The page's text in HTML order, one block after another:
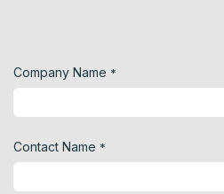
Company Name *
Contact Name *